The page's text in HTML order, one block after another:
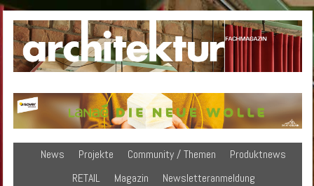
News Projekte Community / Themen
Produktnews
RETAIL
Magazin
Newsletteranmeldung